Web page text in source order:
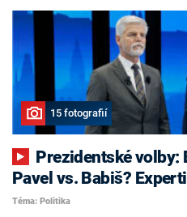
15 fotografií
Pavel vs. Babiš?
Téma: Politika